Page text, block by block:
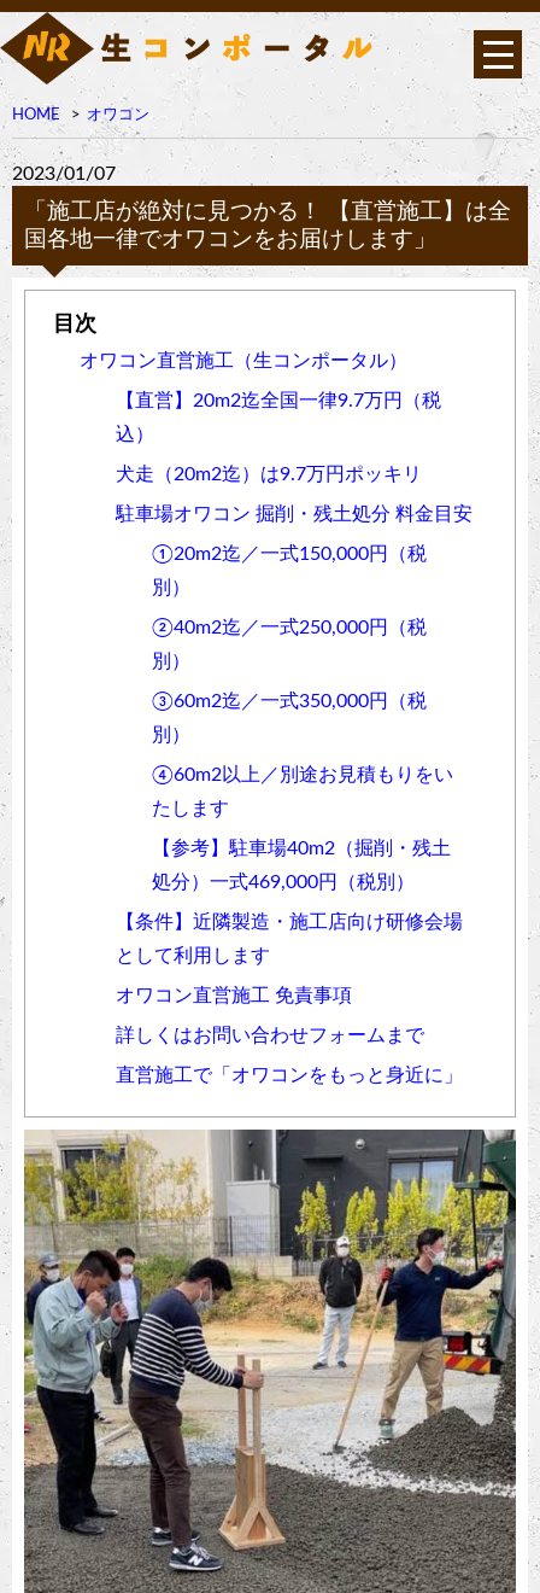
HOME オワコン
2023/01/07
「施工店が絶対に見つかる！ 【直営施工】は全
国各地一律でオワコンをお届けします」
オワコン直営施工（生コンポータル）
【直営】20m2迄全国一律9.7万円（税
込）
犬走（20m2迄）は9.7万円ポッキリ
駐車場オワコン 掘削・残土処分 料金目安
①20m2迄／一式150,000円（税
別）
②40m2迄／一式250,000円（税
別）
③60m2迄／一式350,000円（税
別）
④60m2以上／別途お見積もりをい
たします
【参考】駐車場40m2（掘削・残土
処分）一式469,000円（税別）
【条件】近隣製造・施工店向け研修会場
として利用します
オワコン直営施工 免責事項
詳しくはお問い合わせフォームまで
直営施工で「オワコンをもっと身近に」